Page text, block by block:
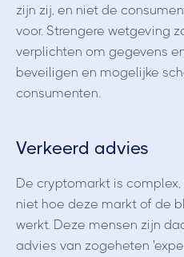
zijn zij, en niet de
voor. Strengere wetgeving
verplichten om gegevens
beveiligen en mogelijke
consumenten.
Verkeerd advies
De cryptomarkt is
niet hoe deze markt of de
werkt. Deze mensen zijn
advies van zogeheten